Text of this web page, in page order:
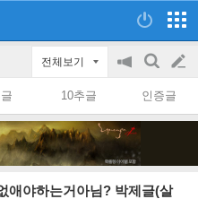
전체보기
공
on/off
검
색
글
쓰
10추글 인증글
애야하는거아님? 박제글(살